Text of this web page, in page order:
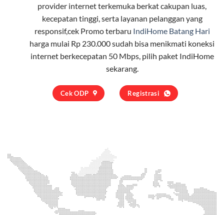
provider internet terkemuka berkat cakupan luas,
kecepatan tinggi, serta layanan pelanggan yang
responsif,cek Promo terbaru IndiHome Batang Hari
harga mulai Rp 230.000 sudah bisa menikmati koneksi
internet berkecepatan 50 Mbps, pilih paket IndiHome
sekarang.
Cek ODP Registrasi